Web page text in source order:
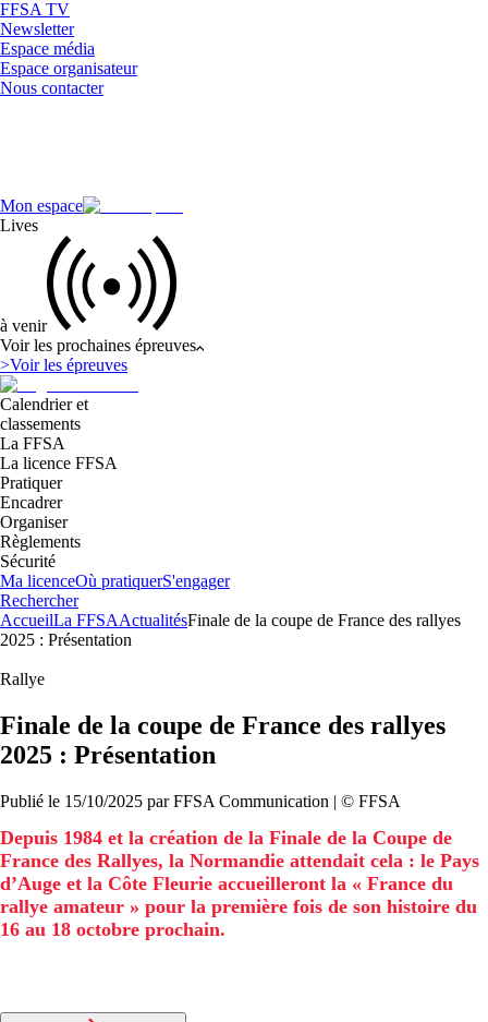
FFSA TV
Newsletter
Espace média
Espace organisateur
Nous contacter
Mon espace
Lives
à venir
Voir les prochaines épreuves
>Voir les épreuves
Calendrier et
classements
La FFSA
La licence FFSA
Pratiquer
Encadrer
Organiser
Règlements
Sécurité
Ma licenceOù pratiquerS'engager
Rechercher
AccueilLa FFSAActualitésFinale de la coupe de France des rallyes
2025 : Présentation
Rallye
Finale de la coupe de France des rallyes
2025 : Présentation
Publié le 15/10/2025 parFFSA Communication | © FFSA
Depuis 1984 et la création de la Finale de la Coupe de
France des Rallyes, la Normandie attendait cela : le Pays
d’Auge et la Côte Fleurie accueilleront la « France du
rallye amateur » pour la première fois de son histoire du
16 au 18 octobre prochain.